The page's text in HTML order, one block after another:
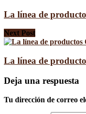
La línea de
Next Post
La línea de
Deja una respuesta
Tu dirección de correo